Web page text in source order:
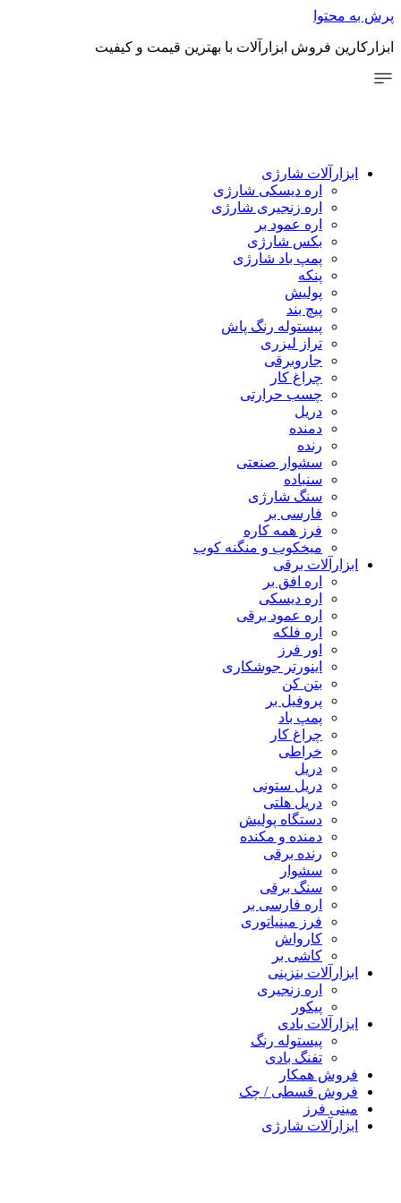
فروش ابزارآلات با بهترین قیمت و کیفیت
شارژی
اره دیسکی شارژی
اره زنجیری شارژی
اره عمود بر
بکس شارژی
پمپ باد شارژی
پیستوله رنگ پاش
تراز لیزری
جاروبرقی
چراغ کار
چسب حرارتی
سشوار صنعتی
سنگ شارژی
فارسی بر
فرز همه کاره
میخکوب و منگنه کوب
برقی
اره افق بر
اره دیسکی
اره عمود برقی
اینورتر جوشکاری
پروفیل بر
چراغ کار
دریل ستونی
دریل هلتی
دستگاه پولیش
دمنده و مکنده
رنده برقی
سنگ برقی
اره فارسی بر
فرز مینیاتوری
کاشی بر
بنزینی
اره زنجیری
بادی
پیستوله رنگ
تفنگ بادی
همکار
قسطی / چک
فرز
شارژی